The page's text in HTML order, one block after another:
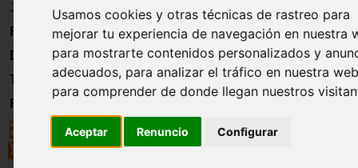
Usamos cookies y otras técnicas de rastreo para
mejorar tu experiencia de navegación en nuestra
para mostrarte contenidos personalizados y
adecuados, para analizar el tráfico en nuestra
para comprender de donde llegan nuestros
Aceptar Renuncio Configurar
Juguetes
Formación
Directorio
Trabajo
Registro